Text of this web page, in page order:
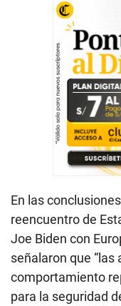
En las
reencuentro de
Joe Biden con
señalaron que “las
comportamiento
para la seguridad